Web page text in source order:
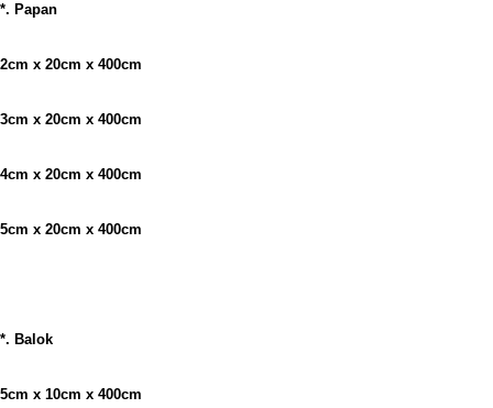
*. Papan
2cm x 20cm x 400cm
3cm x 20cm x 400cm
4cm x 20cm x 400cm
5cm x 20cm x 400cm
*. Balok
5cm x 10cm x 400cm